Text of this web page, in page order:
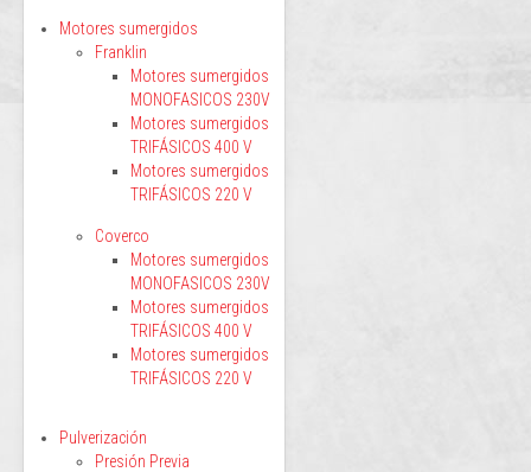
Motores sumergidos
Franklin
Motores sumergidos
MONOFASICOS 230V
Motores sumergidos
TRIFÁSICOS 400 V
Motores sumergidos
TRIFÁSICOS 220 V
Coverco
Motores sumergidos
MONOFASICOS 230V
Motores sumergidos
TRIFÁSICOS 400 V
Motores sumergidos
TRIFÁSICOS 220 V
Pulverización
Presión Previa